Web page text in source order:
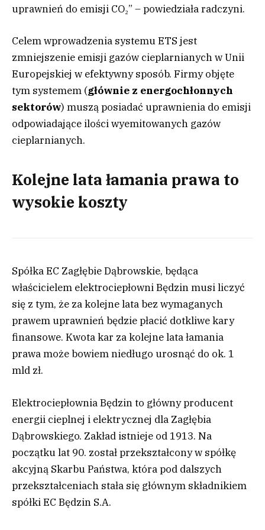
uprawnień do emisji CO₂” – powiedziała radczyni.
Celem wprowadzenia systemu ETS jest
zmniejszenie emisji gazów cieplarnianych w Unii
Europejskiej w efektywny sposób. Firmy objęte
tym systemem (głównie z energochłonnych
sektorów) muszą posiadać uprawnienia do emisji
odpowiadające ilości wyemitowanych gazów
cieplarnianych.
Kolejne lata łamania prawa to
wysokie koszty
Spółka EC Zagłębie Dąbrowskie, będąca
właścicielem elektrociepłowni Będzin musi liczyć
się z tym, że za kolejne lata bez wymaganych
prawem uprawnień będzie płacić dotkliwe kary
finansowe. Kwota kar za kolejne lata łamania
prawa może bowiem niedługo urosnąć do ok. 1
mld zł.
Elektrociepłownia Będzin to główny producent
energii cieplnej i elektrycznej dla Zagłębia
Dąbrowskiego. Zakład istnieje od 1913. Na
początku lat 90. został przekształcony w spółkę
akcyjną Skarbu Państwa, która pod dalszych
przekształceniach stała się głównym składnikiem
spółki EC Będzin S.A.